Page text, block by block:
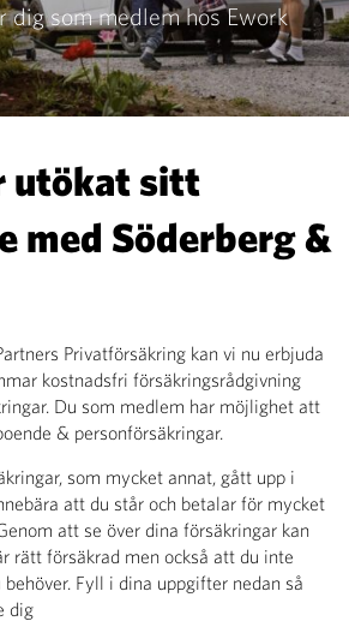
dig som medlem hos Ework
utökat sitt
med Söderberg &
Privatförsäkring kan vi nu erbjuda
kostnadsfri försäkringsrådgivning
Du som medlem har möjlighet att
& personförsäkringar.
som mycket annat, gått upp i
att du står och betalar för mycket
att se över dina försäkringar kan
rätt försäkrad men också att du inte
Fyll i dina uppgifter nedan så
dig